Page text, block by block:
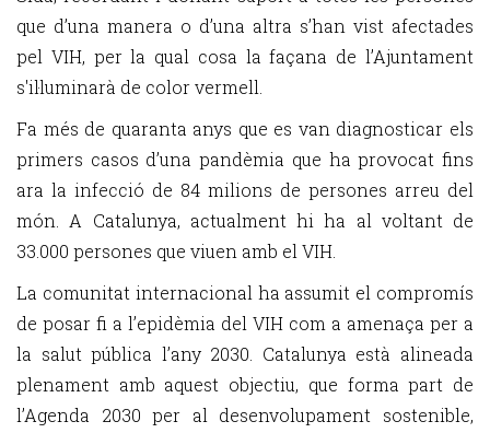
que d’una manera o d’una altra s’han vist afectades
pel VIH, per la qual cosa la façana de l’Ajuntament
s'il·luminarà de color vermell.
Fa més de quaranta anys que es van diagnosticar els
primers casos d’una pandèmia que ha provocat fins
ara la infecció de 84 milions de persones arreu del
món. A Catalunya, actualment hi ha al voltant de
33.000 persones que viuen amb el VIH.
La comunitat internacional ha assumit el compromís
de posar fi a l’epidèmia del VIH com a amenaça per a
la salut pública l’any 2030. Catalunya està alineada
plenament amb aquest objectiu, que forma part de
l’Agenda 2030 per al desenvolupament sostenible,